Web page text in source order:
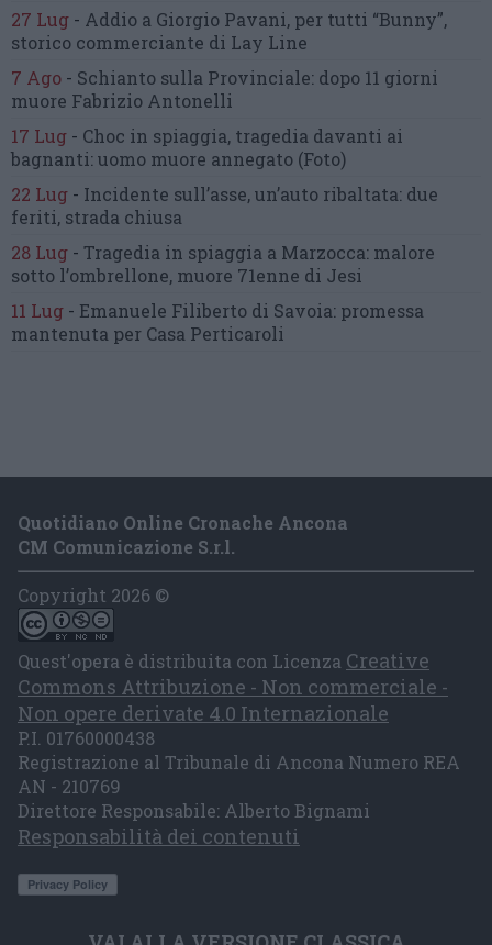
27 Lug - Addio a Giorgio Pavani, per tutti “Bunny”,
storico commerciante di Lay Line
7 Ago - Schianto sulla Provinciale: dopo 11 giorni
muore Fabrizio Antonelli
17 Lug - Choc in spiaggia, tragedia davanti ai
bagnanti:uomo muore annegato (Foto)
22 Lug - Incidente sull’asse, un’auto ribaltata: due
feriti, strada chiusa
28 Lug - Tragedia in spiaggia a Marzocca: malore
sotto l’ombrellone, muore 71enne di Jesi
11 Lug - Emanuele Filiberto di Savoia: promessa
mantenuta per Casa Perticaroli
Quotidiano Online Cronache Ancona
CM Comunicazione S.r.l.
Copyright 2026 ©
Quest'opera è distribuita con Licenza Creative
Commons Attribuzione - Non commerciale -
Non opere derivate 4.0 Internazionale
P.I. 01760000438
Registrazione al Tribunale di Ancona Numero REA
AN - 210769
Direttore Responsabile: Alberto Bignami
Responsabilità dei contenuti